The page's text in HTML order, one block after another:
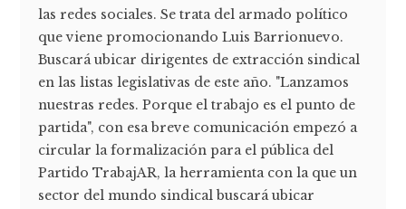
las redes sociales. Se trata del armado político
que viene promocionando Luis Barrionuevo.
Buscará ubicar dirigentes de extracción sindical
en las listas legislativas de este año. "Lanzamos
nuestras redes. Porque el trabajo es el punto de
partida", con esa breve comunicación empezó a
circular la formalización para el pública del
Partido TrabajAR, la herramienta con la que un
sector del mundo sindical buscará ubicar